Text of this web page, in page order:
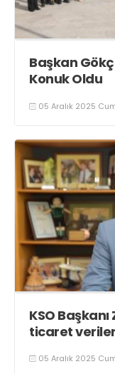
Başkan
Konuk Oldu
05 Aralık 2025
KSO
ticaret
05 Aralık 2025